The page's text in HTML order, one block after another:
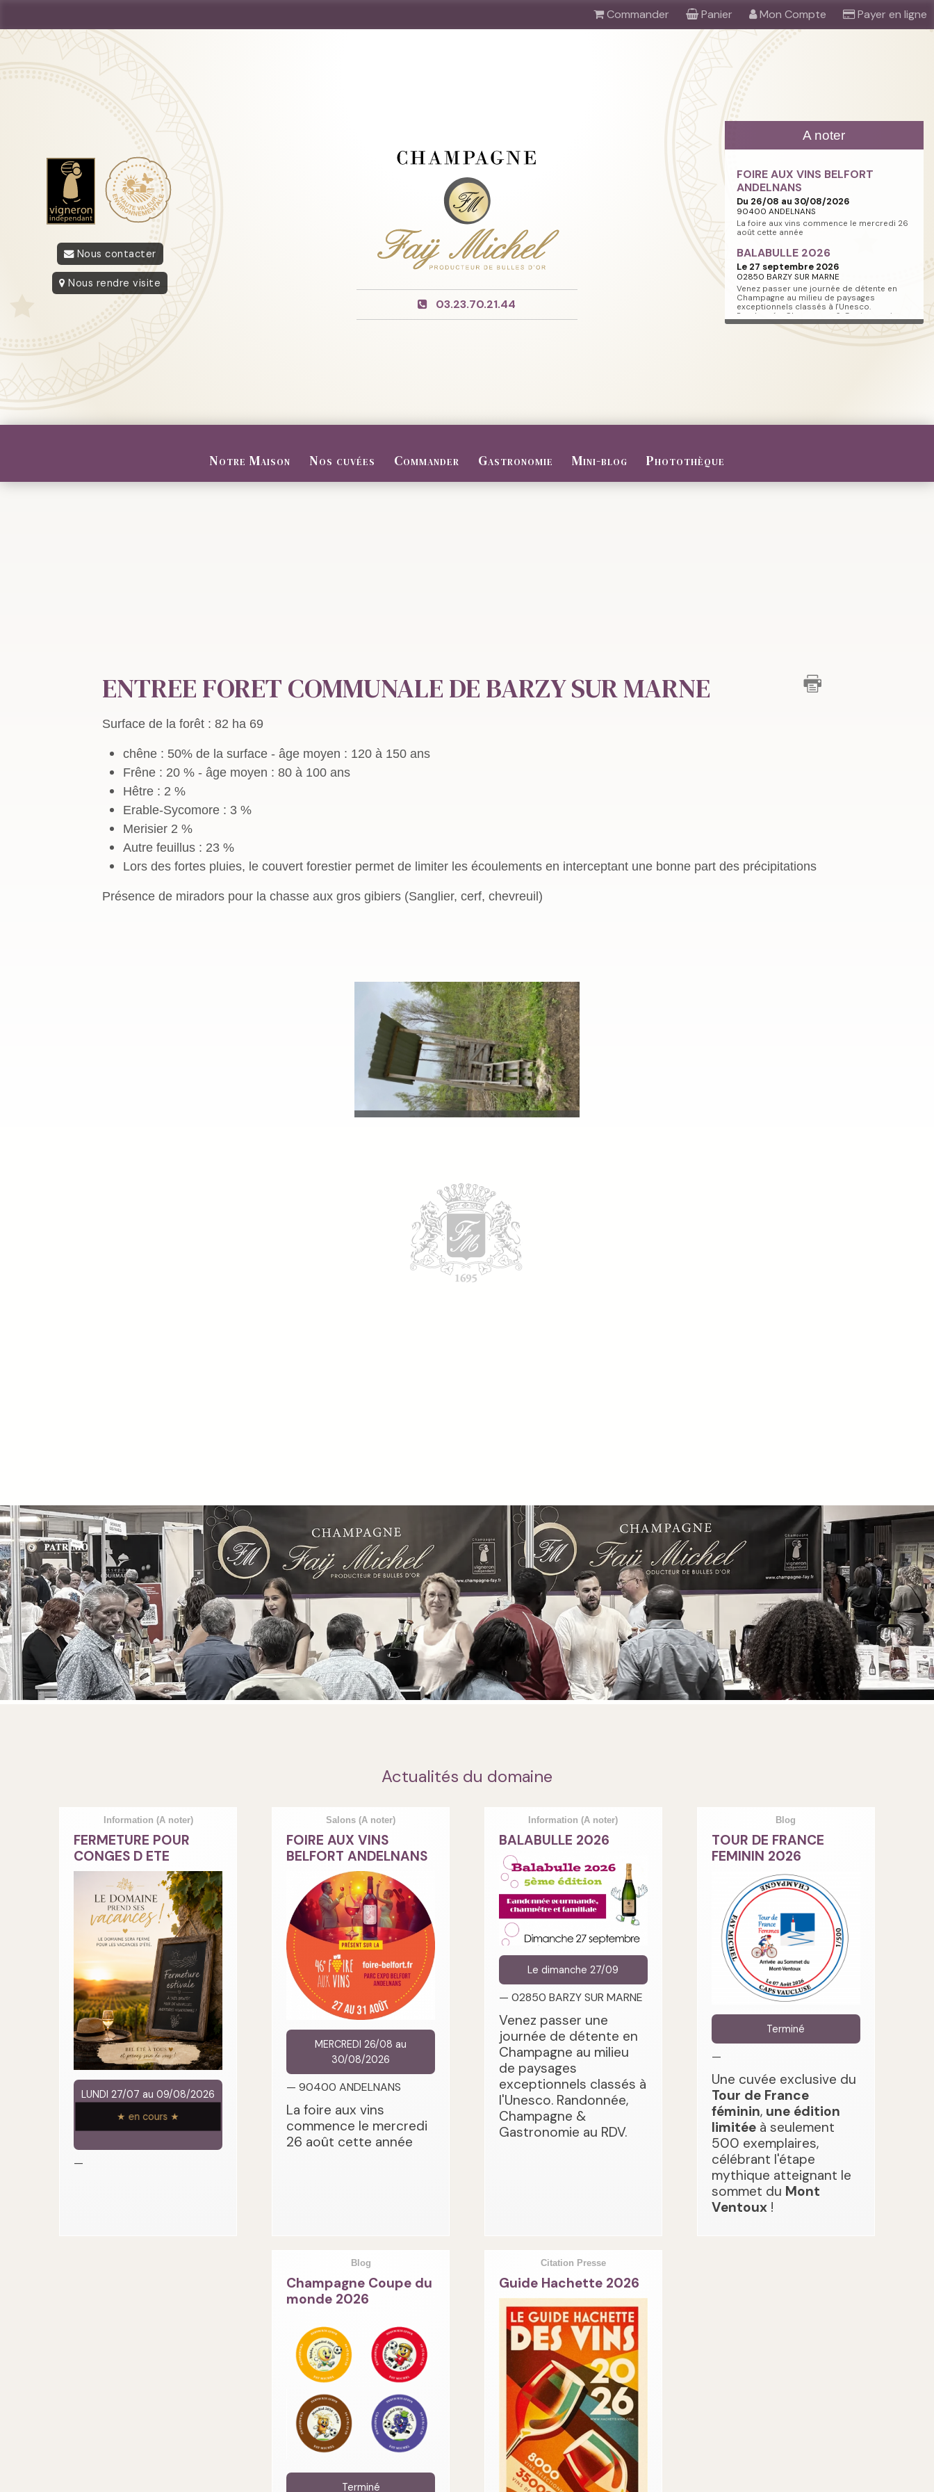
Commander Panier Mon Compte Payer en ligne
Nous contacter
Nous rendre visite
03.23.70.21.44
A noter
FOIRE AUX VINS BELFORT
ANDELNANS
Du 26/08 au 30/08/2026
90400 ANDELNANS
La foire aux vins commence le mercredi 26
août cette année
BALABULLE 2026
Le 27 septembre 2026
02850 BARZY SUR MARNE
Venez passer une journée de détente en
Champagne au milieu de paysages
exceptionnels classés à l'Unesco.
Randonnée, Champagne & Gastronomie au
RDV.
Notre Maison Nos cuvées Commander Gastronomie Mini-blog Photothèque
ENTREE FORET COMMUNALE DE BARZY SUR MARNE
Surface de la forêt : 82 ha 69
chêne : 50% de la surface - âge moyen : 120 à 150 ans
Frêne : 20 % - âge moyen : 80 à 100 ans
Hêtre : 2 %
Erable-Sycomore : 3 %
Merisier 2 %
Autre feuillus : 23 %
Lors des fortes pluies, le couvert forestier permet de limiter les écoulements en interceptant une bonne part des précipitations
Présence de miradors pour la chasse aux gros gibiers (Sanglier, cerf, chevreuil)
Actualités du domaine
Information (A noter)
FERMETURE POUR
CONGES D ETE
LUNDI 27/07 au 09/08/2026
★ en cours ★
—
Salons(A noter)
FOIRE AUX VINS
BELFORT ANDELNANS
MERCREDI 26/08 au
30/08/2026
— 90400 ANDELNANS
La foire aux vins
commence le mercredi
26 août cette année
Information(A noter)
BALABULLE 2026
Le dimanche 27/09
— 02850 BARZY SUR MARNE
Venez passer une
journée de détente en
Champagne au milieu
de paysages
exceptionnels classés à
l'Unesco. Randonnée,
Champagne &
Gastronomie au RDV.
Blog
TOUR DE FRANCE
FEMININ 2026
Terminé
—
Une cuvée exclusive du
Tour de France
féminin, une édition
limitéeà seulement
500 exemplaires,
célébrant l'étape
mythique atteignant le
sommet du Mont
Ventoux !
Blog
Champagne Coupe du
monde 2026
Terminé
Citation Presse
Guide Hachette 2026